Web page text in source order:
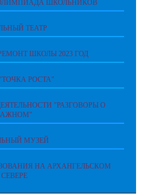
ШКОЛЬНИКОВ
ТЕАТР
ШКОЛЫ 2023 ГОД
РОСТА"
"РАЗГОВОРЫ О
МУЗЕЙ
НА АРХАНГЕЛЬСКОМ
СЕВЕРЕ